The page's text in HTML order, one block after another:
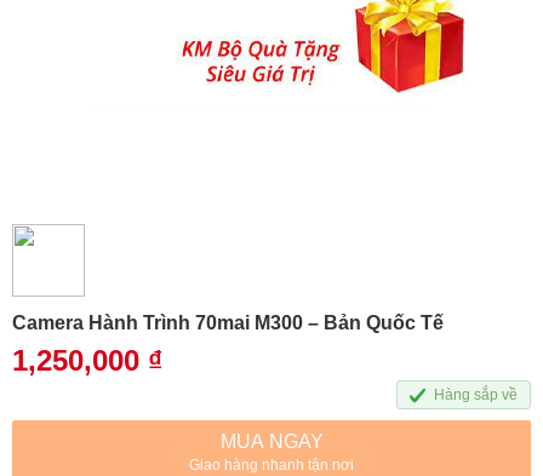
Camera Hành Trình 70mai M300 – Bản Quốc Tế
1,250,000 ₫
Hàng sắp về
MUA NGAY
Giao hàng nhanh tận nơi